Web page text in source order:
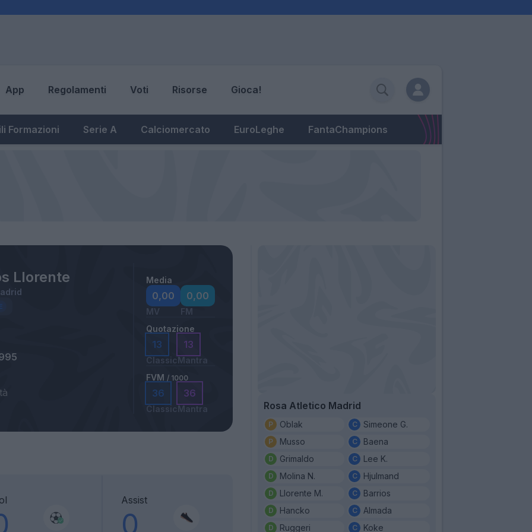
App Regolamenti Voti Risorse Gioca!
Formazioni Serie A Calciomercato EuroLeghe FantaChampions
Llorente Media
0,00
MV
0,00
FM
Quotazione
13
Classic
13
Mantra
FVM / 1000
36
Classic
36
Mantra
Assist
0
Rosa Atletico Madrid
Oblak
Musso
Grimaldo
Molina N.
Llorente M.
Hancko
Ruggeri
Simeone G.
Baena
Lee K.
Hjulmand
Barrios
Almada
Koke